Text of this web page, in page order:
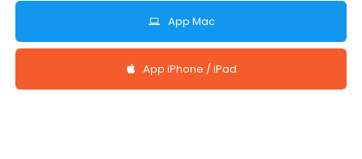
App Mac
App iPhone / iPad